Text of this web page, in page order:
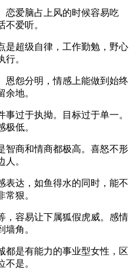
爱脑占上风的时候容易吃
爱听。
超级自律，工作勤勉，野心
。
怨分明，情感上能做到始终
地。
过于执拗。目标过于单一。
低。
商和情商都极高。喜怒不形
。
达，如鱼得水的同时，能不
狠。
容易让下属狐假虎威。感情
墙角。
是有能力的事业型女性，区
是。